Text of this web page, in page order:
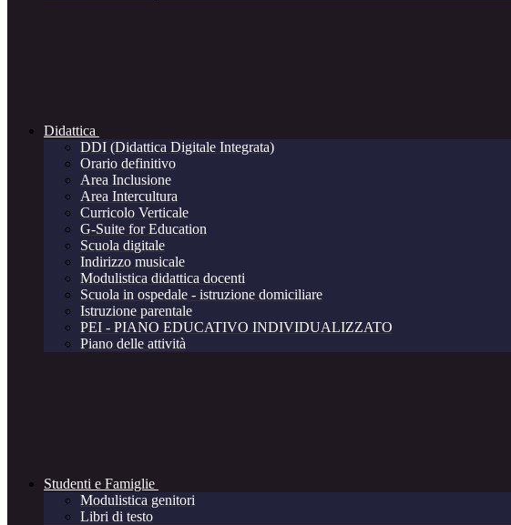
Didattica
DDI (Didattica Digitale Integrata)
Orario definitivo
Area Inclusione
Area Intercultura
Curricolo Verticale
G-Suite for Education
Scuola digitale
Indirizzo musicale
Modulistica didattica docenti
Scuola in ospedale - istruzione domiciliare
Istruzione parentale
PEI - PIANO EDUCATIVO INDIVIDUALIZZATO
Piano delle attività
Studenti e Famiglie
Modulistica genitori
Libri di testo